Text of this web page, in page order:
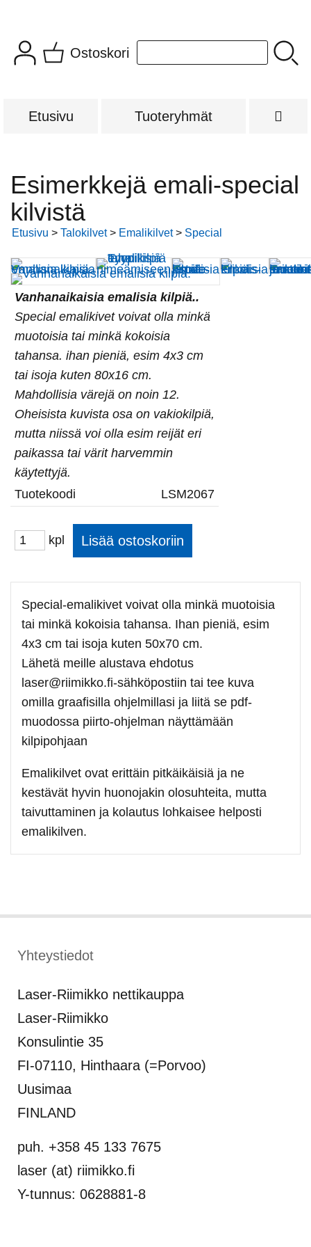
Ostoskori
Etusivu Tuoteryhmät
Esimerkkejä emali-special
kilvistä
Etusivu > Talokilvet> Emalikilvet> Special
Vanhanaikaisia emalisia kilpiä..
Special emalikivet voivat olla minkä
muotoisia tai minkä kokoisia
tahansa. ihan pieniä, esim 4x3 cm
tai isoja kuten 80x16 cm.
Mahdollisia värejä on noin 12.
Oheisista kuvista osa on vakiokilpiä,
mutta niissä voi olla esim reijät eri
paikassa tai värit harvemmin
käytettyjä.
Tuotekoodi
LSM2067
kpl
Special-emalikivet voivat olla minkä muotoisia
tai minkä kokoisia tahansa. Ihan pieniä, esim
4x3 cm tai isoja kuten 50x70 cm.
Lähetä meille alustava ehdotus
laser@riimikko.fi-sähköpostiin tai tee kuva
omilla graafisilla ohjelmillasi ja liitä se pdf-
muodossa piirto-ohjelman näyttämään
kilpipohjaan
Emalikilvet ovat erittäin pitkäikäisiä ja ne
kestävät hyvin huonojakin olosuhteita, mutta
taivuttaminen ja kolautus lohkaisee helposti
emalikilven.
Yhteystiedot
Laser-Riimikko nettikauppa
Laser-Riimikko
Konsulintie 35
FI-07110, Hinthaara (=Porvoo)
Uusimaa
FINLAND
puh. +358 45 133 7675
laser (at) riimikko.fi
Y-tunnus: 0628881-8